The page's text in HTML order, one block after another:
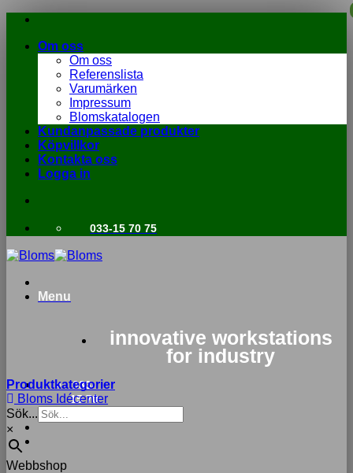
Skip
contentOm oss
Om oss
Referenslista
Varumärken
Impressum
Blomskatalogen
Kundanpassade produkter
Köpvillkor
Kontakta oss
Logga in
033-15 70 75
Menu
innovative workstations
for industry
033-
15 70
Produktkategorier
Bloms Idécenter
Sök...
×
Webbshop